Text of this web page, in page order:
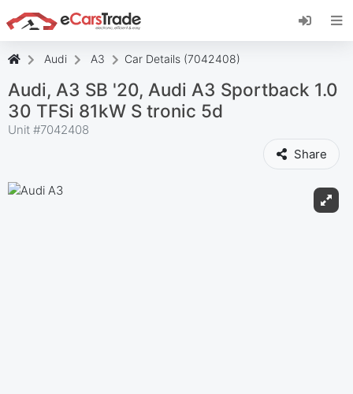
Instalați aplicația web eCarsTrade, adăugați-o
pe ecranul de pornire și primiți actualizări
Audi A3 Car Details (7042408)
Audi, A3 SB '20, Audi A3 Sportback 1.0
30 TFSi 81kW S tronic 5d
Unit #7042408
Share